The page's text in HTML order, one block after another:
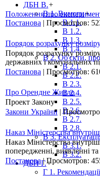
ДБН В.+
В 1. Вимоги+
В 1.1.
В 1.2.
В 1.3.
В 1.4.
В 2. Об'єкти,
В 2.1.
В 2.2.
В 2.3.
В 2.4.
В 2.5.
В 2.6.
В 2.7.
В 2.8.
В 3.
В 3.1.
В 3.2.
ДБН Г.+
Г 1. Рекомендації
Положення про
Постанова | Просмотров:
Порядок розрахунку
Порядок розрахунку
державних і комунальних
Постанова | Просмотров:
Про Орендне Житло
Проект Закону
Закони України |
Наказ Міністерства
Наказ Міністерства
попередженні, виявленні
Постанова|Просмотров: